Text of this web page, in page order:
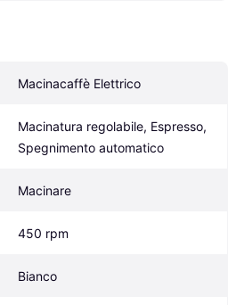
Macinacaffè Elettrico
Macinatura regolabile, Espresso,
Spegnimento automatico
Macinare
450 rpm
Bianco